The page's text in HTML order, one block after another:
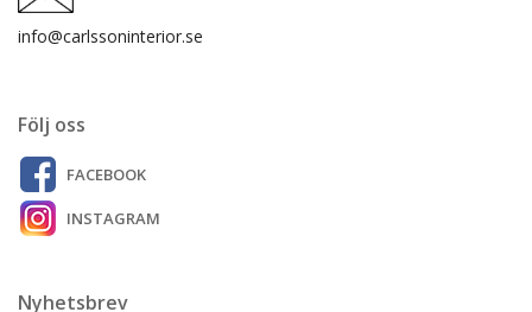
info@carlssoninterior.se
Följ oss
FACEBOOK
INSTAGRAM
Nyhetsbrev